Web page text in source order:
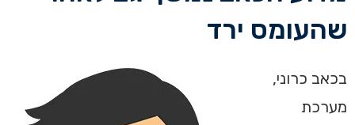
שהעומס ירד
בכאב כרוני,
מערכת